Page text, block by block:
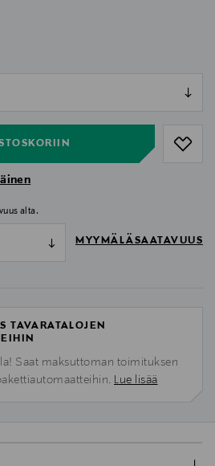
alta.
MYYMÄLÄSAATAVUUS
TAVARATALOJEN
Saat maksuttoman toimituksen
Lue lisää